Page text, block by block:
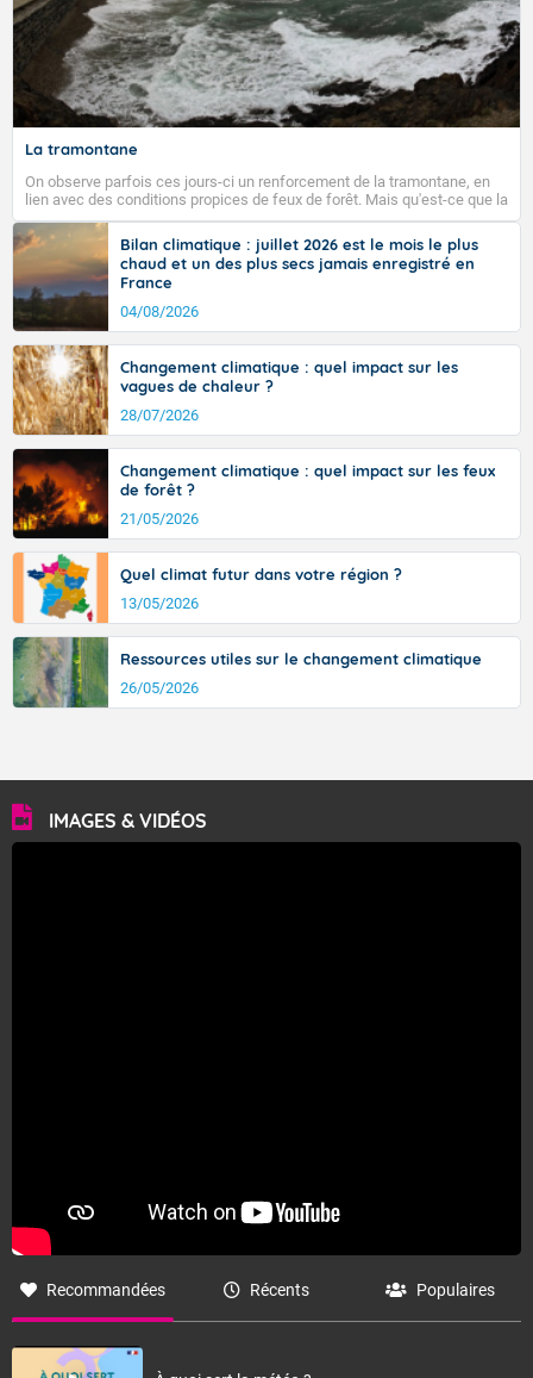
La tramontane
On observe parfois ces jours-ci un renforcement de la tramontane, en
lien avec des conditions propices de feux de forêt. Mais qu'est-ce que la
tramontane ? Quelles sont ses caractéristiques ? La tramontane est un
vent turbulent soufflant de secteur nord-ouest à nord, ou ouest à nord-
ouest, dans un secteur qui part du Roussillon à la vallée de l’Aude et à
l’ouest de l’Hérault. L’étymologie de ce vent vient du latin trasmontanus,
signifiant au-delà des monts, en allusion aux régions montagneuses
d’où provient ce vent.
Bilan climatique : juillet 2026 est le mois le plus
chaud et un des plus secs jamais enregistré en
France
04/08/2026
Changement climatique : quel impact sur les
vagues de chaleur ?
28/07/2026
Changement climatique : quel impact sur les feux
de forêt ?
21/05/2026
Quel climat futur dans votre région ?
13/05/2026
Ressources utiles sur le changement climatique
26/05/2026
IMAGES & VIDÉOS
Recommandées Récents Populaires